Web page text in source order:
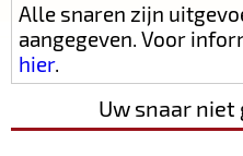
Alle snaren zijn
aangegeven. Voor
hier.
Uw snaar niet